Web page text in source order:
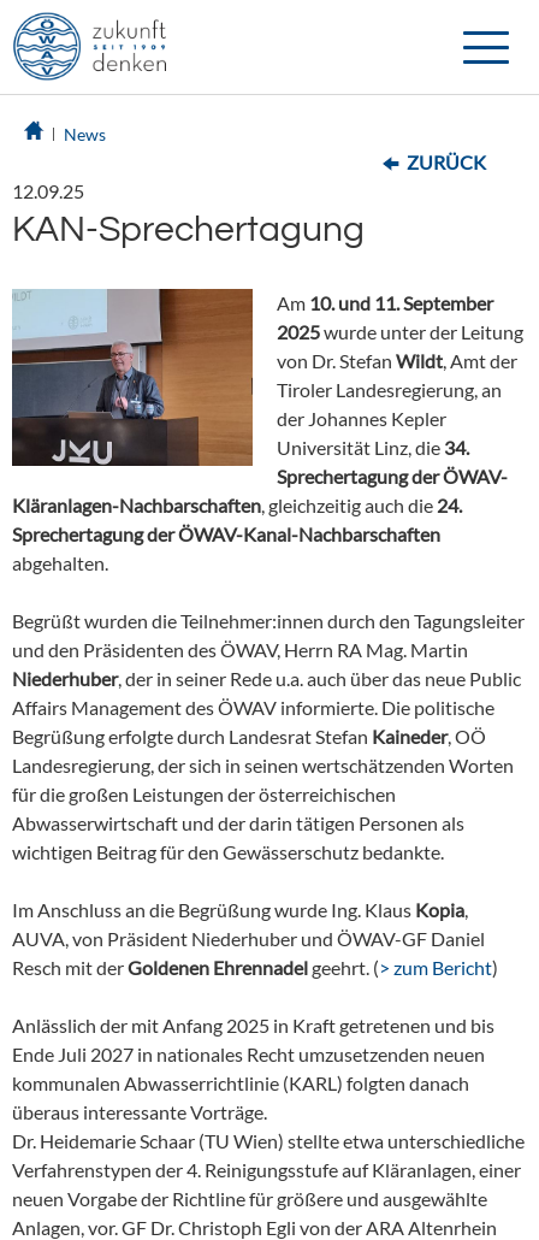
Toggle
News
ZURÜCK
12.09.25
KAN-Sprechertagung
Am 10. und 11. September
2025wurde unter der Leitung
von Dr. Stefan Wildt, Amt der
Tiroler Landesregierung, an
der Johannes Kepler
Universität Linz, die 34.
Sprechertagung der ÖWAV-
Kläranlagen-Nachbarschaften, gleichzeitig auch die 24.
Sprechertagung der ÖWAV-Kanal-Nachbarschaften
abgehalten.
Begrüßt wurden die Teilnehmer:innen durch den Tagungsleiter
und den Präsidenten des ÖWAV, Herrn RA Mag. Martin
Niederhuber, der in seiner Rede u.a. auch über das neue Public
Affairs Management des ÖWAV informierte. Die politische
Begrüßung erfolgte durch Landesrat Stefan Kaineder, OÖ
Landesregierung, der sich in seinen wertschätzenden Worten
für die großen Leistungen der österreichischen
Abwasserwirtschaft und der darin tätigen Personen als
wichtigen Beitrag für den Gewässerschutz bedankte.
Im Anschluss an die Begrüßung wurde Ing. Klaus Kopia,
AUVA, von Präsident Niederhuber und ÖWAV-GF Daniel
Resch mit derGoldenen Ehrennadelgeehrt. (> zum Bericht)
Anlässlich der mit Anfang 2025 in Kraft getretenen und bis
Ende Juli 2027 in nationales Recht umzusetzenden neuen
kommunalen Abwasserrichtlinie (KARL) folgten danach
überaus interessante Vorträge.
Dr. Heidemarie Schaar (TU Wien) stellte etwa unterschiedliche
Verfahrenstypen der 4. Reinigungsstufe auf Kläranlagen, einer
neuen Vorgabe der Richtline für größere und ausgewählte
Anlagen, vor. GF Dr. Christoph Egli von der ARA Altenrhein